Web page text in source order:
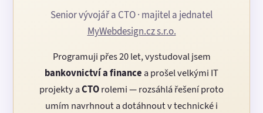
Senior vývojář a CTO · majitel a jednatel
MyWebdesign.cz s.r.o.
Programuji přes 20 let, vystudoval jsem
bankovnictví a finance a prošel velkými IT
projekty aCTOrolemi — rozsáhlá řešení proto
umím navrhnout a dotáhnout v technické i